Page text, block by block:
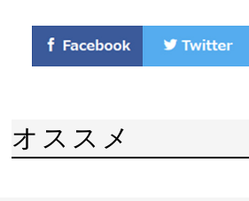
オススメ